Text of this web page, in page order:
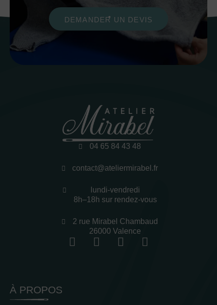
DEMANDER UN DEVIS
04 65 84 43 48
contact@ateliermirabel.fr
lundi-vendredi
8h–18h sur rendez-vous
2 rue Mirabel Chambaud
26000 Valence
À PROPOS